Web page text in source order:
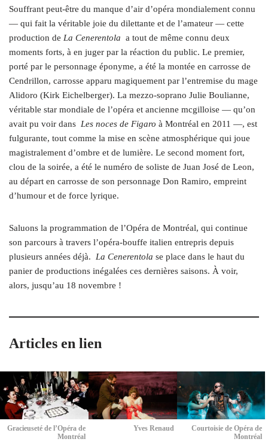
Souffrant peut-être du manque d’air d’opéra mondialement connu
— qui fait la véritable joie du dilettante et de l’amateur — cette
production de La Cenerentola a tout de même connu deux
moments forts, à en juger par la réaction du public. Le premier,
porté par le personnage éponyme, a été la montée en carrosse de
Cendrillon, carrosse apparu magiquement par l’entremise du mage
Alidoro (Kirk Eichelberger). La mezzo-soprano Julie Boulianne,
véritable star mondiale de l’opéra et ancienne mcgilloise — qu’on
avait pu voir dans Les noces de Figaro à Montréal en 2011 —, est
fulgurante, tout comme la mise en scène atmosphérique qui joue
magistralement d’ombre et de lumière. Le second moment fort,
clou de la soirée, a été le numéro de soliste de Juan José de Leon,
au départ en carrosse de son personnage Don Ramiro, empreint
d’humour et de force lyrique.
Saluons la programmation de l’Opéra de Montréal, qui continue
son parcours à travers l’opéra-bouffe italien entrepris depuis
plusieurs années déjà.
La Cenerentola se place dans le haut du
panier de productions inégalées ces dernières saisons. À voir,
alors, jusqu’au 18 novembre !
Articles en lien
Gracieuseté de l’Opéra de
Montréal
Yves Renaud
Courtoisie de Opéra de
Montréal